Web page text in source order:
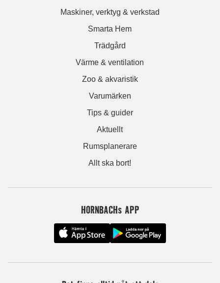
Maskiner, verktyg & verkstad
Smarta Hem
Trädgård
Värme & ventilation
Zoo & akvaristik
Varumärken
Tips & guider
Aktuellt
Rumsplanerare
Allt ska bort!
HORNBACHs APP